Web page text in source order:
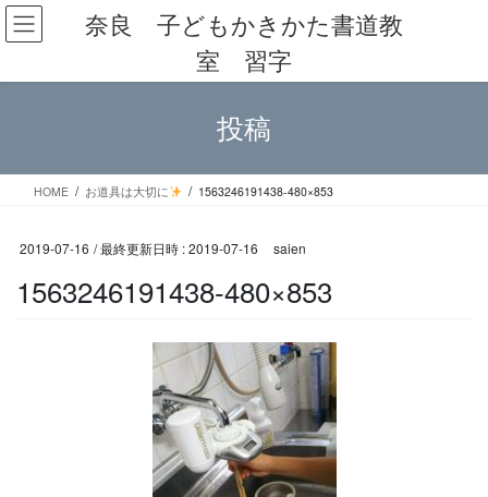
コ
ン
ン
キ
ナ
ビ
ー
に
奈良 子どもかきかた書道教
室 習字
投稿
HOME お道具は大切に 1563246191438-480×853
2019-07-16 / 最終更新日時 :2019-07-16 saien
1563246191438-480×853